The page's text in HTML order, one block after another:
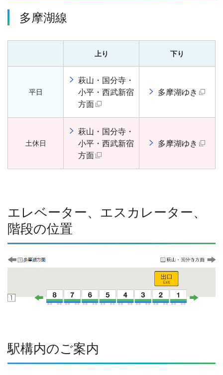
多摩湖線
上り 下り
平日
萩山・国分寺・
小平・西武新宿
方面
多摩湖ゆき
土休日
萩山・国分寺・
小平・西武新宿
方面
多摩湖ゆき
エレベーター、エスカレーター、
階段の位置
駅構内のご案内